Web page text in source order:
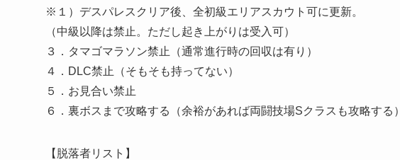
※１）デスパレスクリア後、全初級エリアスカウト可に更新。
（中級以降は禁止。ただし起き上がりは受入可）
３．タマゴマラソン禁止（通常進行時の回収は有り）
４．DLC禁止（そもそも持ってない）
５．お見合い禁止
６．裏ボスまで攻略する（余裕があれば両闘技場Sクラスも攻略する）
【脱落者リスト】